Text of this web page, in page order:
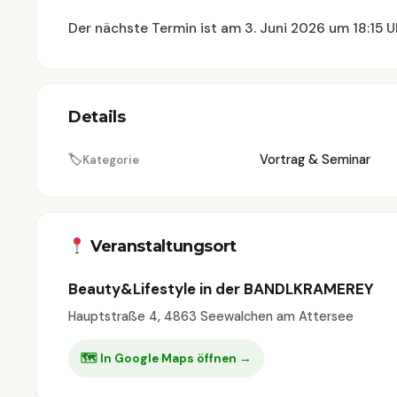
Der nächste Termin ist am 3. Juni 2026 um 18:15
Details
🏷Kategorie Vortrag & Seminar
Veranstaltungsort
Beauty&Lifestyle in der BANDLKRAMEREY
Hauptstraße 4, 4863 Seewalchen am Attersee
🗺 In Google Maps öffnen →